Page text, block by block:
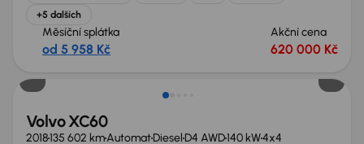
+5 dalších
Měsíční splátka
od 5 958 Kč
Akční cena
620 000 Kč
Volvo XC60
2018135 602 kmAutomatDiesel D4 AWD140 kW4x4